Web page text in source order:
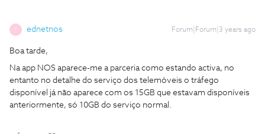
ednetnos Forum|Forum|3 years ago
Boa tarde,
Na app NOS aparece-me a parceria como estando activa, no
entanto no detalhe do serviço dos telemóveis o tráfego
disponível já não aparece com os 15GB que estavam disponíveis
anteriormente, só 10GB do serviço normal.